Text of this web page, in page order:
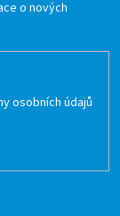
o nových
osobních údajů